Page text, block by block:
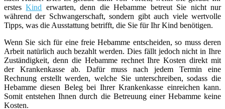
erstesKind erwarten, denn die Hebamme betreut Sie nicht nur
während der Schwangerschaft, sondern gibt auch viele wertvolle
Tipps, was die Ausstattung betrifft, die Sie für Ihr Kind benötigen.
Wenn Sie sich für eine freie Hebamme entscheiden, so muss deren
Arbeit natürlich auch bezahlt werden. Dies fällt jedoch nicht in Ihre
Zuständigkeit, denn die Hebamme rechnet Ihre Kosten direkt mit
der Krankenkasse ab. Dafür muss nach jedem Termin eine
Rechnung erstellt werden, welche Sie unterschreiben, sodass die
Hebamme diesen Beleg bei Ihrer Krankenkasse einreichen kann.
Somit entstehen Ihnen durch die Betreuung einer Hebamme keine
Kosten.